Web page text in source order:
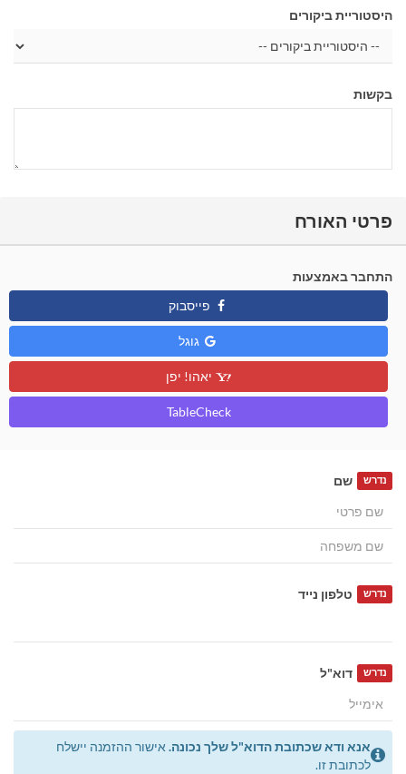
היסטוריית ביקורים
בקשות
פרטי האורח
התחבר באמצעות
פייסבוק
גוגל
יאהו! יפן
TableCheck
שם נדרש
טלפון נייד נדרש
דוא"ל נדרש
אנא ודא שכתובת הדוא"ל שלך נכונה. אישור ההזמנה יישלח
לכתובת זו.